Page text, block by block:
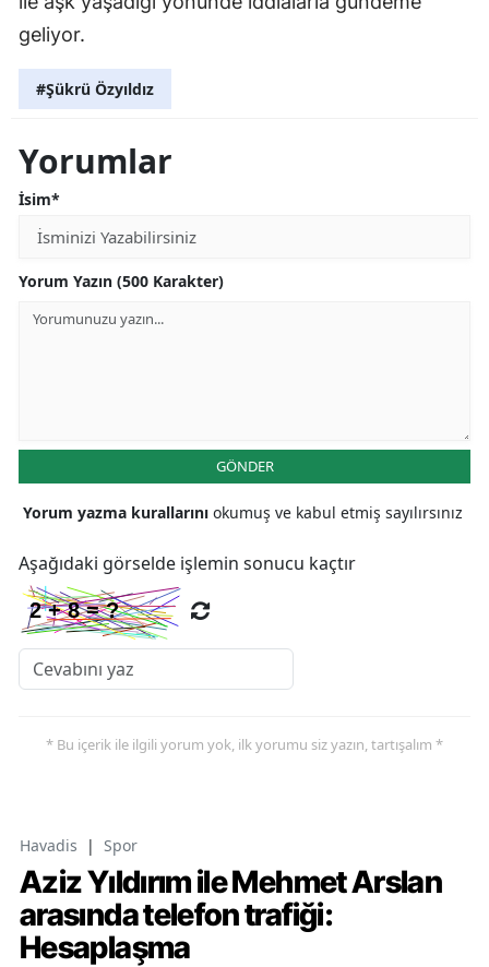
geliyor.
#Şükrü Özyıldız
Yorumlar
İsim*
Yorum Yazın (500 Karakter)
GÖNDER
Yorum yazma kurallarını okumuş ve kabul etmiş sayılırsınız
Aşağıdaki görselde işlemin sonucu kaçtır
* Bu içerik ile ilgili yorum yok, ilk yorumu siz yazın, tartışalım *
Havadis | Spor
Aziz Yıldırım ile Mehmet Arslan
arasında telefon trafiği:
Hesaplaşma